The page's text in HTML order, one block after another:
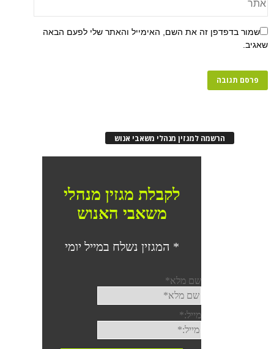
שמור בדפדפן זה את השם, האימייל והאתר שלי לפעם הבאה
שאגיב.
הרשמה למגזין מנהלי משאבי אנוש